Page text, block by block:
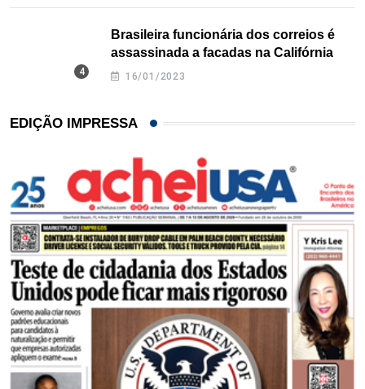
Brasileira funcionária dos correios é
assassinada a facadas na Califórnia
16/01/2023
EDIÇÃO IMPRESSA